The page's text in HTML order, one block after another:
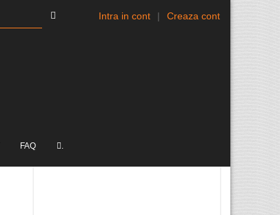
Intra in cont | Creaza cont
FAQ .